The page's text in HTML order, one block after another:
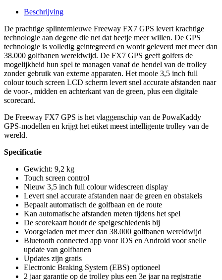
Beschrijving
De prachtige splinternieuwe Freeway FX7 GPS levert krachtige
technologie aan degene die net dat beetje meer willen. De GPS
technologie is volledig geintegreerd en wordt geleverd met meer dan
38.000 golfbanen wereldwijd. De FX7 GPS geeft golfers de
mogelijkheid hun spel te managen vanaf de hendel van de trolley
zonder gebruik van externe apparaten. Het mooie 3,5 inch full
colour touch screen LCD scherm levert snel accurate afstanden naar
de voor-, midden en achterkant van de green, plus een digitale
scorecard.
De Freeway FX7 GPS is het vlaggenschip van de PowaKaddy
GPS-modellen en krijgt het etiket meest intelligente trolley van de
wereld.
Specificatie
Gewicht: 9,2 kg
Touch screen control
Nieuw 3,5 inch full colour widescreen display
Levert snel accurate afstanden naar de green en obstakels
Bepaalt automatisch de golfbaan en de route
Kan automatische afstanden meten tijdens het spel
De scorekaart houdt de spelgeschiedenis bij
Voorgeladen met meer dan 38.000 golfbanen wereldwijd
Bluetooth connected app voor IOS en Android voor snelle
update van golfbanen
Updates zijn gratis
Electronic Braking System (EBS) optioneel
2 jaar garantie op de trolley plus een 3e jaar na registratie